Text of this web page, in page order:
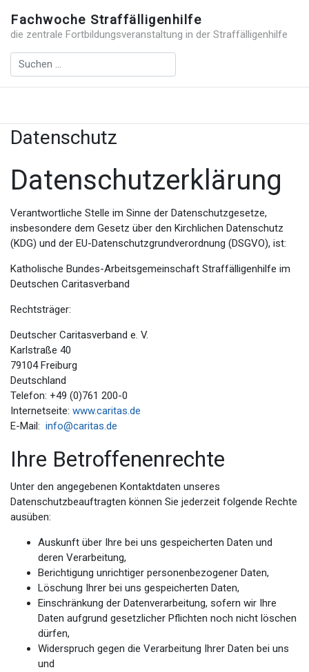
Fachwoche Straffälligenhilfe
die zentrale Fortbildungsveranstaltung in der Straffälligenhilfe
Datenschutz
Datenschutzerklärung
Verantwortliche Stelle im Sinne der Datenschutzgesetze,
insbesondere dem Gesetz über den Kirchlichen Datenschutz
(KDG) und der EU-Datenschutzgrundverordnung (DSGVO), ist:
Katholische Bundes-Arbeitsgemeinschaft Straffälligenhilfe im
Deutschen Caritasverband
Rechtsträger:
Deutscher Caritasverband e. V.
Karlstraße 40
79104 Freiburg
Deutschland
Telefon: +49 (0)761 200-0
Internetseite: www.caritas.de
E-Mail: info@caritas.de
Ihre Betroffenenrechte
Unter den angegebenen Kontaktdaten unseres
Datenschutzbeauftragten können Sie jederzeit folgende Rechte
ausüben:
Auskunft über Ihre bei uns gespeicherten Daten und
deren Verarbeitung,
Berichtigung unrichtiger personenbezogener Daten,
Löschung Ihrer bei uns gespeicherten Daten,
Einschränkung der Datenverarbeitung, sofern wir Ihre
Daten aufgrund gesetzlicher Pflichten noch nicht löschen
dürfen,
Widerspruch gegen die Verarbeitung Ihrer Daten bei uns
und